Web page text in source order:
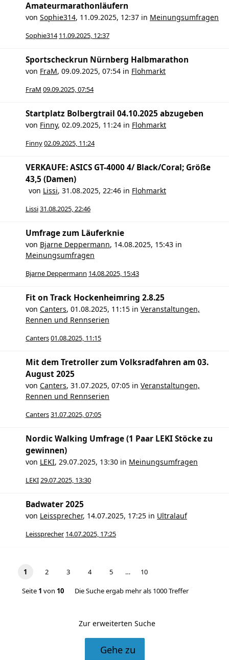
Amateurmarathonläufern
von Sophie314, 11.09.2025, 12:37 in Meinungsumfragen
Sophie314 11.09.2025, 12:37
Sportscheckrun Nürnberg Halbmarathon
von FraM, 09.09.2025, 07:54 in Flohmarkt
FraM 09.09.2025, 07:54
Startplatz Bolbergtrail 04.10.2025 abzugeben
von Finny, 02.09.2025, 11:24 in Flohmarkt
Finny02.09.2025, 11:24
VERKAUFE: ASICS GT-4000 4/ Black/Coral; Größe
43,5 (Damen)
von Lissi, 31.08.2025, 22:46 in Flohmarkt
Lissi31.08.2025, 22:46
Umfrage zum Läuferknie
von Bjarne Deppermann, 14.08.2025, 15:43 in
Meinungsumfragen
Bjarne Deppermann 14.08.2025, 15:43
Fit on Track Hockenheimring 2.8.25
von Canters, 01.08.2025, 11:15 in Veranstaltungen,
Rennen und Rennserien
Canters01.08.2025, 11:15
Mit dem Tretroller zum Volksradfahren am 03.
August 2025
von Canters, 31.07.2025, 07:05 in Veranstaltungen,
Rennen und Rennserien
Canters31.07.2025, 07:05
Nordic Walking Umfrage (1 Paar LEKI Stöcke zu
gewinnen)
von LEKI, 29.07.2025, 13:30 in Meinungsumfragen
LEKI29.07.2025, 13:30
Badwater 2025
von Leissprecher, 14.07.2025, 17:25 in Ultralauf
Leissprecher 14.07.2025, 17:25
1 2 3 4 5 … 10
Seite 1 von 10 Die Suche ergab mehr als 1000 Treffer
Zur erweiterten Suche
Gehe zu